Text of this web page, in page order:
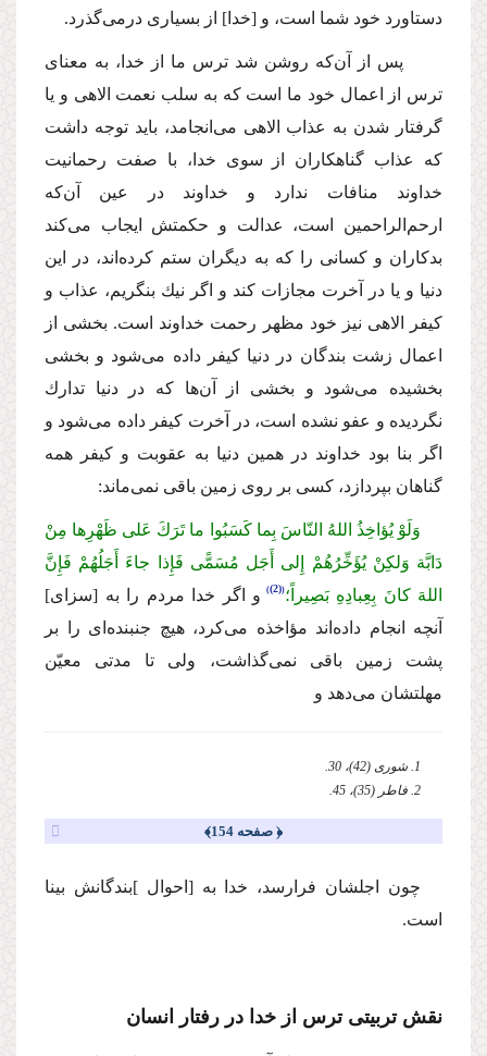
دستاورد خود شما است، و [خدا] از بسیارى درمى‌گذرد.
پس از آن‌كه روشن شد ترس ما از خدا، به معناى
ترس از اعمال خود ما است كه به سلب نعمت الاهى و یا
گرفتار شدن به عذاب الاهى مى‌انجامد، باید توجه داشت
كه عذاب گناهكاران از سوى خدا، با صفت رحمانیت
خداوند منافات ندارد و خداوند در عین آن‌كه
ارحم‌الراحمین است، عدالت و حكمتش ایجاب مى‌كند
بدكاران و كسانى را كه به دیگران ستم كرده‌اند، در این
دنیا و یا در آخرت مجازات كند و اگر نیك بنگریم، عذاب و
كیفر الاهى نیز خود مظهر رحمت خداوند است. بخشى از
اعمال زشت بندگان در دنیا كیفر داده مى‌شود و بخشى
بخشیده مى‌شود و بخشى از آن‌ها كه در دنیا تدارك
نگردیده و عفو نشده است، در آخرت كیفر داده مى‌شود و
اگر بنا بود خداوند در همین دنیا به عقوبت و كیفر همه
گناهان بپردازد، كسى بر روى زمین باقى نمى‌ماند:
وَلَوْ یُؤاخِذُ اللهُ النّاسَ بِما كَسَبُوا ما تَرَكَ عَلى ظَهْرِها مِنْ
دَابَّة وَلكِنْ یُؤَخِّرُهُمْ إِلى أَجَل مُسَمًّى فَإِذا جاءَ أَجَلُهُمْ فَإِنَّ
اللهَ كانَ بِعِبادِهِ بَصِیراً؛ (2) و اگر خدا مردم را به [سزاى]
آنچه انجام داده‌اند مؤاخذه مى‌كرد، هیچ جنبنده‌اى را بر
پشت زمین باقى نمى‌گذاشت، ولى تا مدتى معیّن
مهلتشان مى‌دهد و
1. شورى (42)، 30.
2. فاطر (35)، 45.
﴿ صفحه 154﴾
چون اجلشان فرا‌رسد، خدا به[احوال ]بندگانش بینا
است.
نقش تربیتى ترس از خدا در رفتار انسان